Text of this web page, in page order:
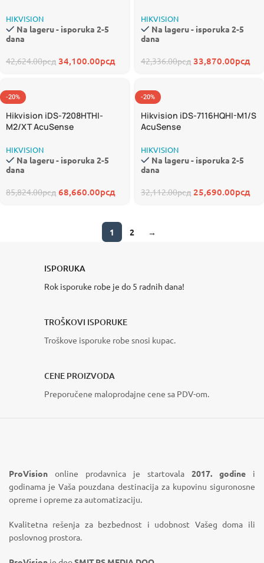
HIKVISION
Na lageru - isporuka 2-5
dana
42,624.00рсд 34,100.00рсд
HIKVISION
Na lageru - isporuka 2-5
dana
42,336.00рсд 33,870.00рсд
-20%
Hikvision iDS-7208HTHI-
M2/XT AcuSense
HIKVISION
Na lageru - isporuka 2-5
dana
85,824.00рсд 68,660.00рсд
-20%
Hikvision iDS-7116HQHI-M1/S
AcuSense
HIKVISION
Na lageru - isporuka 2-5
dana
32,112.00рсд 25,690.00рсд
1 2 →
ISPORUKA
Rok isporuke robe je do 5 radnih dana!
TROŠKOVI ISPORUKE
Troškove isporuke robe snosi kupac.
CENE PROIZVODA
Preporučene maloprodajne cene sa PDV-om.
ProVision online prodavnica je startovala 2017. godine i
godinama je Vaša pouzdana destinacija za kupovinu siguronosne
opreme i opreme za automatizaciju.
Kvalitetna rešenja za bezbednost i udobnost Vašeg doma ili
poslovnog prostora.